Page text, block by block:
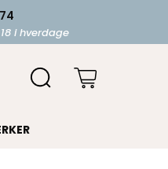
i hverdage